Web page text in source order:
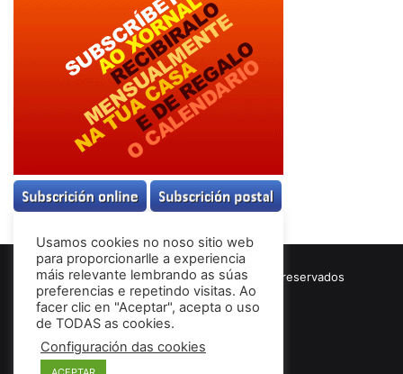
© Copyright 2026, Todos los derechos reservados
Términos & Condiciones
Usamos cookies no noso sitio web
para proporcionarlle a experiencia
máis relevante lembrando as súas
preferencias e repetindo visitas. Ao
facer clic en "Aceptar", acepta o uso
de TODAS as cookies.
Configuración das cookies